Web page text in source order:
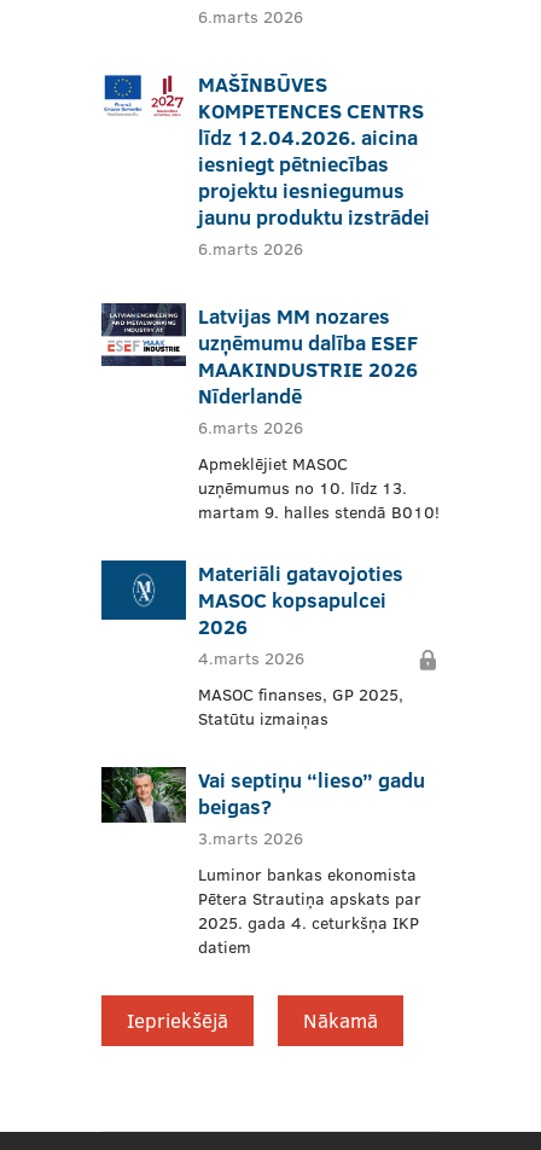
6.marts 2026
MAŠĪNBŪVES
KOMPETENCES CENTRS
līdz 12.04.2026. aicina
iesniegt pētniecības
projektu iesniegumus
jaunu produktu izstrādei
6.marts 2026
Latvijas MM nozares
uzņēmumu dalība ESEF
MAAKINDUSTRIE 2026
Nīderlandē
6.marts 2026
Apmeklējiet MASOC
uzņēmumus no 10. līdz 13.
martam 9. halles stendā B010!
Materiāli gatavojoties
MASOC kopsapulcei
2026
4.marts 2026
MASOC finanses, GP 2025,
Statūtu izmaiņas
Vai septiņu “lieso” gadu
beigas?
3.marts 2026
Luminor bankas ekonomista
Pētera Strautiņa apskats par
2025. gada 4. ceturkšņa IKP
datiem
Iepriekšējā Nākamā